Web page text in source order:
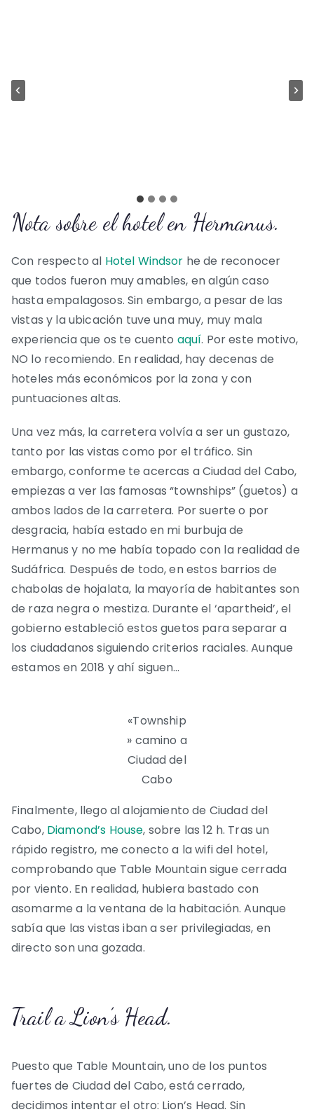
Nota sobre el hotel en Hermanus.
Con respecto al Hotel Windsor he de reconocer
que todos fueron muy amables, en algún caso
hasta empalagosos. Sin embargo, a pesar de las
vistas y la ubicación tuve una muy, muy mala
experiencia que os te cuento aquí. Por este motivo,
NO lo recomiendo. En realidad, hay decenas de
hoteles más económicos por la zona y con
puntuaciones altas.
Una vez más, la carretera volvía a ser un gustazo,
tanto por las vistas como por el tráfico. Sin
embargo, conforme te acercas a Ciudad del Cabo,
empiezas a ver las famosas “townships” (guetos) a
ambos lados de la carretera. Por suerte o por
desgracia, había estado en mi burbuja de
Hermanus y no me había topado con la realidad de
Sudáfrica. Después de todo, en estos barrios de
chabolas de hojalata, la mayoría de habitantes son
de raza negra o mestiza. Durante el ‘apartheid’, el
gobierno estableció estos guetos para separar a
los ciudadanos siguiendo criterios raciales. Aunque
estamos en 2018 y ahí siguen…
«Township
» camino a
Ciudad del
Cabo
Finalmente, llego al alojamiento de Ciudad del
Cabo, Diamond’s House, sobre las 12 h. Tras un
rápido registro, me conecto a la wifi del hotel,
comprobando que Table Mountain sigue cerrada
por viento. En realidad, hubiera bastado con
asomarme a la ventana de la habitación. Aunque
sabía que las vistas iban a ser privilegiadas, en
directo son una gozada.
Trail a Lion’s Head.
Puesto que Table Mountain, uno de los puntos
fuertes de Ciudad del Cabo, está cerrado,
decidimos intentar el otro: Lion’s Head. Sin